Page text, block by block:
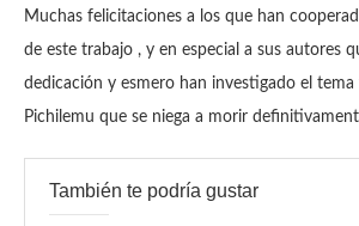
Muchas felicitaciones a los que han
de este trabajo , y en especial a sus autores
dedicación y esmero han investigado el tema
Pichilemu que se niega a morir
También te podría gustar